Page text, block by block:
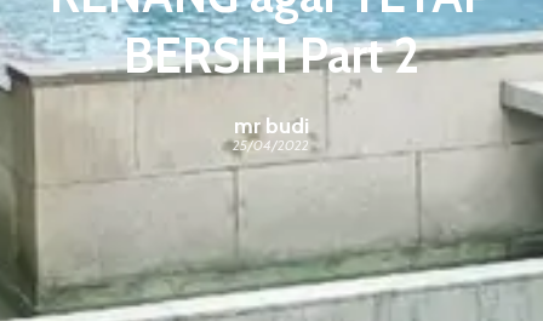
BERSIH Part 2
mr budi
25/04/2022